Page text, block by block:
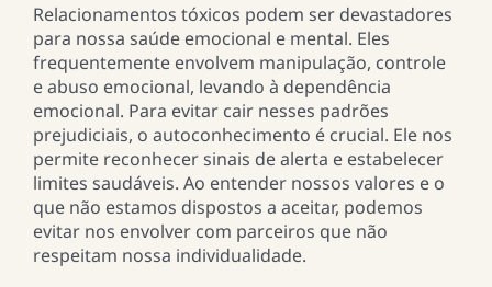
Relacionamentos tóxicos podem ser devastadores
para nossa saúde emocional e mental. Eles
frequentemente envolvem manipulação, controle
e abuso emocional, levando à dependência
emocional. Para evitar cair nesses padrões
prejudiciais, o autoconhecimento é crucial. Ele nos
permite reconhecer sinais de alerta e estabelecer
limites saudáveis. Ao entender nossos valores e o
que não estamos dispostos a aceitar, podemos
evitar nos envolver com parceiros que não
respeitam nossa individualidade.